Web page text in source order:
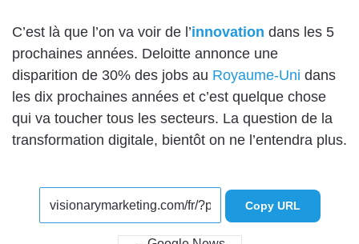
C’est là que l’on va voir de l’innovation dans les 5
prochaines années. Deloitte annonce une
disparition de 30% des jobs au Royaume-Uni dans
les dix prochaines années et c’est quelque chose
qui va toucher tous les secteurs. La question de la
transformation digitale, bientôt on ne l’entendra plus.
Copy URL